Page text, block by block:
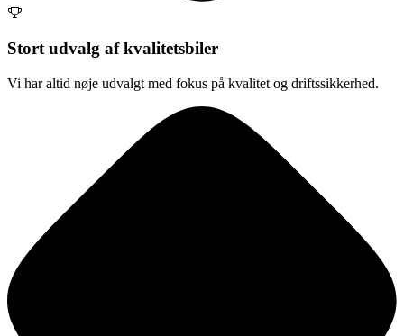
Stort udvalg af kvalitetsbiler
Vi har altid nøje udvalgt med fokus på kvalitet og driftssikkerhed.